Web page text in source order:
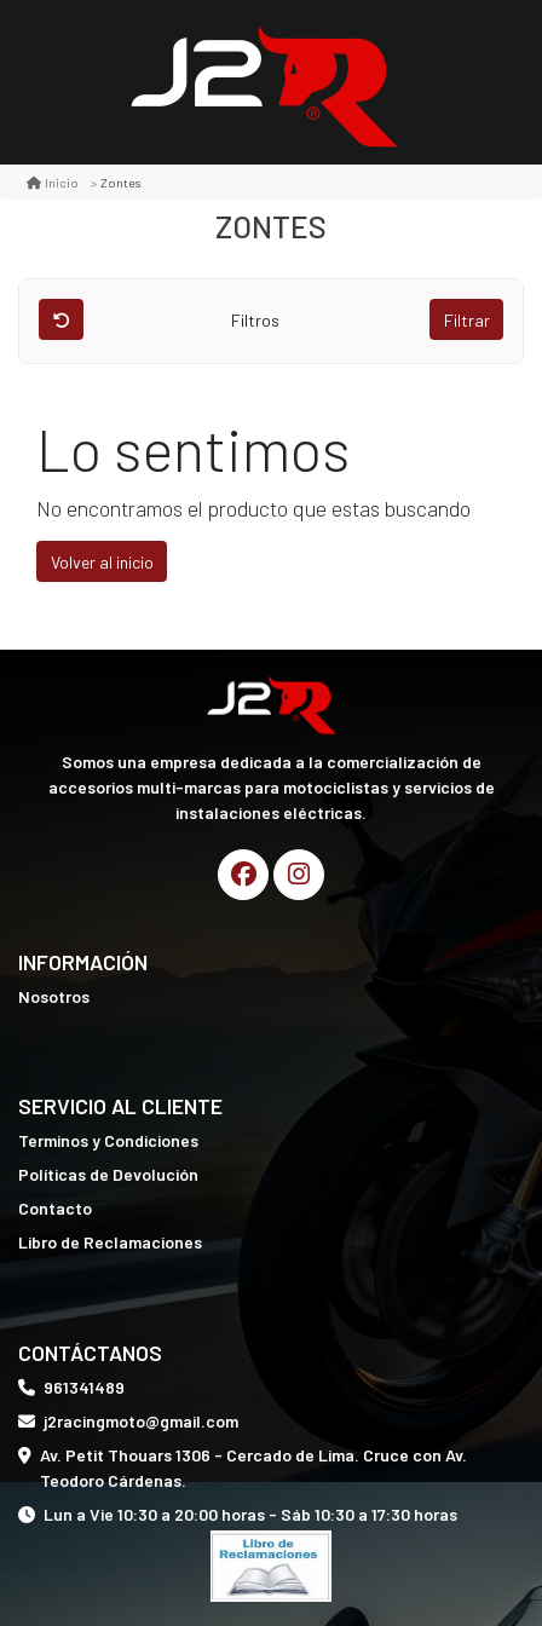
Inicio Zontes
ZONTES
Filtros Filtrar
Lo sentimos
No encontramos el producto que estas buscando
Volver al inicio
Somos una empresa dedicada a la comercialización de
accesorios multi-marcas para motociclistas y servicios de
instalaciones eléctricas.
INFORMACIÓN
Nosotros
SERVICIO AL CLIENTE
Terminos y Condiciones
Políticas de Devolución
Contacto
Libro de Reclamaciones
CONTÁCTANOS
961341489
j2racingmoto@gmail.com
Av. Petit Thouars 1306 - Cercado de Lima. Cruce con Av.
Teodoro Cárdenas.
Lun a Vie 10:30 a 20:00 horas - Sáb 10:30 a 17:30 horas